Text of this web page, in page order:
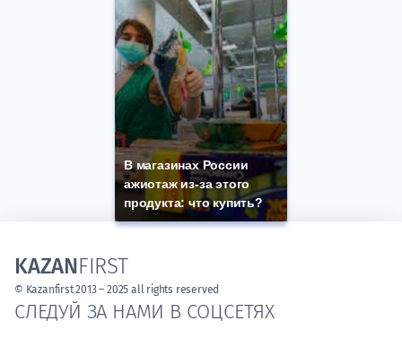
В магазинах России
ажиотаж из-за этого
продукта: что купить?
СЛЕДУЙ ЗА НАМИ В СОЦСЕТЯХ
KAZANFIRST
© Kazanfirst 2013 – 2025 all rights reserved